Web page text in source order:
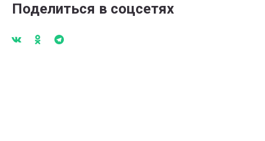
Поделиться в соцсетях